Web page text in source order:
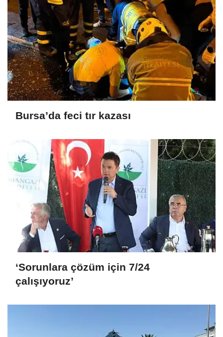
Bursa’da feci tır kazası
‘Sorunlara çözüm için 7/24
çalışıyoruz’